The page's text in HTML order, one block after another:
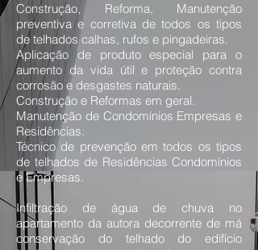
Construção, Reforma, Manutenção
preventiva e corretiva de todos os tipos
de telhados calhas, rufos e pingadeiras.
Aplicação de produto especial para o
aumento da vida útil e proteção contra
corrosão e desgastes naturais.
Construção e Reformas em geral.
Manutenção de Condomínios Empresas e
Residências.
Técnico de prevenção em todos os tipos
de telhados de Residências Condomínios
e Empresas.
Infiltração de água de chuva no
apartamento da autora decorrente de má
conservação do telhado do edifício